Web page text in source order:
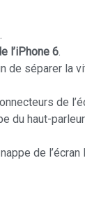
l’iPhone 6.
de séparer la
de
du haut-
de l’écran